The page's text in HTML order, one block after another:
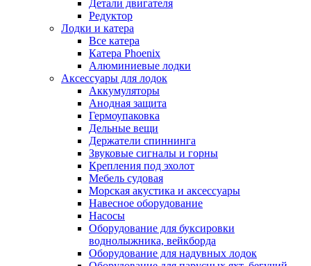
Детали двигателя
Редуктор
Лодки и катера
Все катера
Катера Phoenix
Алюминиевые лодки
Аксессуары для лодок
Аккумуляторы
Анодная защита
Гермоупаковка
Дельные вещи
Держатели спиннинга
Звуковые сигналы и горны
Крепления под эхолот
Мебель судовая
Морская акустика и аксессуары
Навесное оборудование
Насосы
Оборудование для буксировки
воднолыжника, вейкборда
Оборудование для надувных лодок